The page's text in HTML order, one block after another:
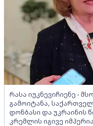
რასა იუკნევიჩიენე -
გამოიტანა,
დონბასი და უკრაინის
კრემლის იგივე